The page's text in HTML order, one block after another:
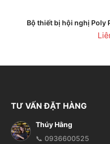
Bộ thiết bị hội nghị Poly
TƯ VẤN ĐẶT HÀNG
Thúy Hằng
📞 0936600525